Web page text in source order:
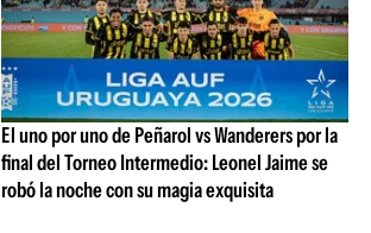
El uno por uno de Peñarol vs Wanderers por la
final del Torneo Intermedio: Leonel Jaime se
robó la noche con su magia exquisita